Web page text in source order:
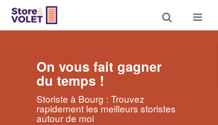
Toggle
search
Toggle
On vous fait gagner
du temps !
Storiste à Bourg : Trouvez
rapidement les meilleurs storistes
autour de moi